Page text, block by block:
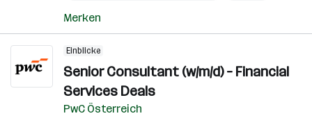
Merken
Einblicke
Senior Consultant (w/m/d) – Financial
Services Deals
PwC Österreich